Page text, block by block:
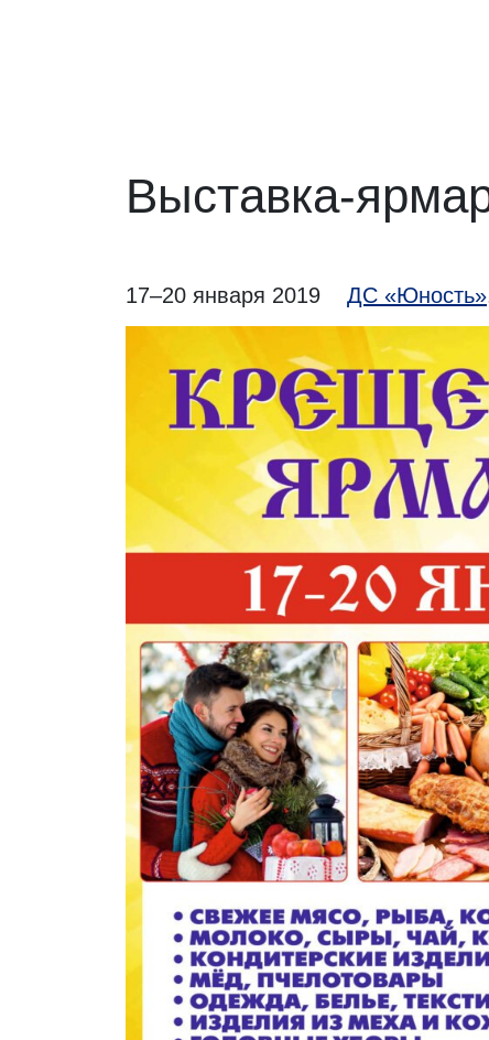
Выставка-
17–20 января 2019 ДС